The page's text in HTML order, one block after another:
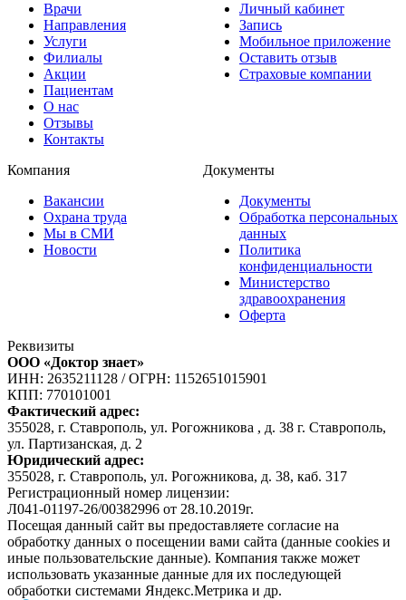
Врачи
Направления
Услуги
Филиалы
Акции
Пациентам
О нас
Отзывы
Контакты
Личный кабинет
Запись
Мобильное приложение
Оставить отзыв
Страховые компании
Компания
Вакансии
Охрана труда
Мы в СМИ
Новости
Документы
Документы
Обработка персональных
данных
Политика
конфиденциальности
Министерство
здравоохранения
Оферта
Реквизиты
ООО «Доктор знает»
ИНН: 2635211128 /ОГРН: 1152651015901
КПП: 770101001
Фактический адрес:
355028, г. Ставрополь, ул. Рогожникова , д. 38 г. Ставрополь,
ул. Партизанская, д. 2
Юридический адрес:
355028, г. Ставрополь, ул. Рогожникова, д. 38, каб. 317
Регистрационный номер лицензии:
Л041-01197-26/00382996 от 28.10.2019г.
Посещая данный сайт вы предоставляете согласие на
обработку данных о посещении вами сайта (данные cookies и
иные пользовательские данные). Компания также может
использовать указанные данные для их последующей
обработки системами Яндекс.Метрика и др.